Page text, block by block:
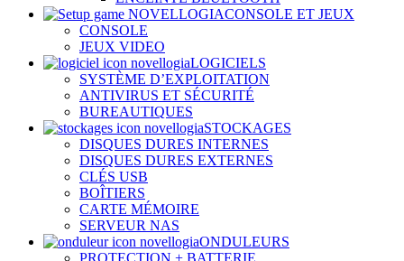
CONSOLE ET JEUX
CONSOLE
JEUX VIDEO
LOGICIELS
SYSTÈME D’EXPLOITATION
ANTIVIRUS ET SÉCURITÉ
BUREAUTIQUES
STOCKAGES
DISQUES DURES INTERNES
DISQUES DURES EXTERNES
CLÉS USB
BOÎTIERS
CARTE MÉMOIRE
SERVEUR NAS
ONDULEURS
PROTECTION + BATTERIE